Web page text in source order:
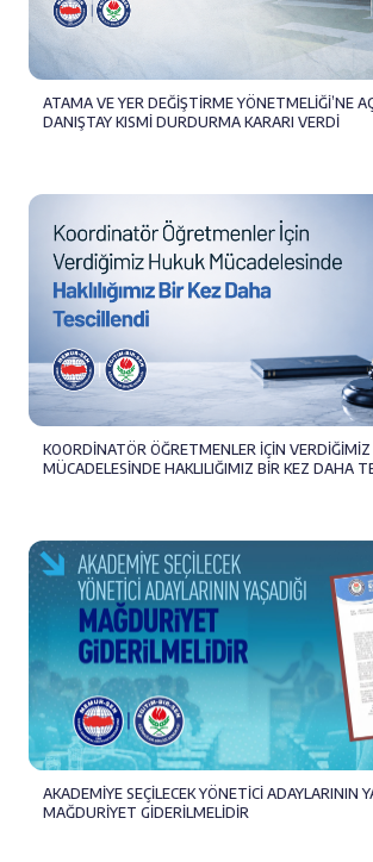
ATAMA VE YER DEĞİŞTİRME YÖNETMELİĞİ’NE
DANIŞTAY KISMİ DURDURMA KARARI VERDİ
KOORDİNATÖR ÖĞRETMENLER İÇİN
MÜCADELESİNDE HAKLILIĞIMIZ BİR KEZ DAHA
AKADEMİYE SEÇİLECEK YÖNETİCİ ADAYLARININ
MAĞDURİYET GİDERİLMELİDİR